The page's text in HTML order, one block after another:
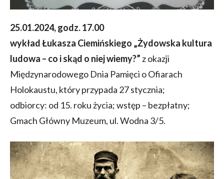
25.01.2024, godz. 17.00
wykład Łukasza Ciemińskiego „Żydowska kultura
ludowa – co i skąd o niej wiemy?” z okazji
Międzynarodowego Dnia Pamięci o Ofiarach
Holokaustu, który przypada 27 stycznia;
odbiorcy: od 15. roku życia; wstęp – bezpłatny;
Gmach Główny Muzeum, ul. Wodna 3/5.